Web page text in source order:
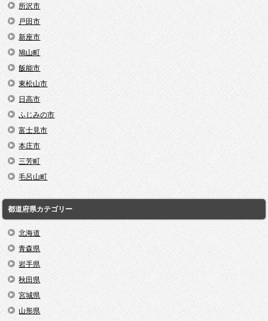
所沢市
戸田市
新座市
鳩山町
飯能市
東松山市
日高市
ふじみの市
富士見市
本庄市
三芳町
毛呂山町
都道府県カテゴリー
北海道
青森県
岩手県
秋田県
宮城県
山形県